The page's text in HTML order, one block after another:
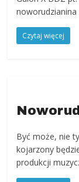
powiat
kłodzki,
Góry
Sowie,
wiadomości,
wydarzenia
kulturalne,
sport,
reklama
noworudzianina
Czytaj więcej
Być może, nie
kojarzony
produkcji